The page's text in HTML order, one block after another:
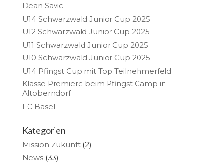
Dean Savic
U14 Schwarzwald Junior Cup 2025
U12 Schwarzwald Junior Cup 2025
U11 Schwarzwald Junior Cup 2025
U10 Schwarzwald Junior Cup 2025
U14 Pfingst Cup mit Top Teilnehmerfeld
Klasse Premiere beim Pfingst Camp in
Altoberndorf
FC Basel
Kategorien
Mission Zukunft(2)
News(33)